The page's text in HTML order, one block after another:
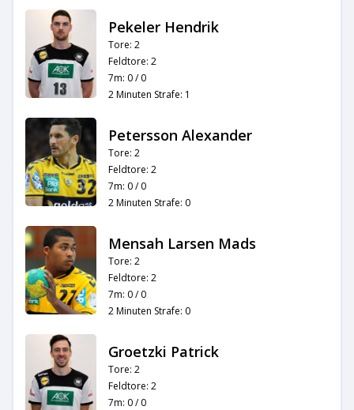
Pekeler Hendrik
Tore: 2
Feldtore: 2
7m: 0 / 0
2 Minuten Strafe: 1
Petersson Alexander
Tore: 2
Feldtore: 2
7m: 0 / 0
2 Minuten Strafe: 0
Mensah Larsen Mads
Tore: 2
Feldtore: 2
7m: 0 / 0
2 Minuten Strafe: 0
Groetzki Patrick
Tore: 2
Feldtore: 2
7m: 0 / 0